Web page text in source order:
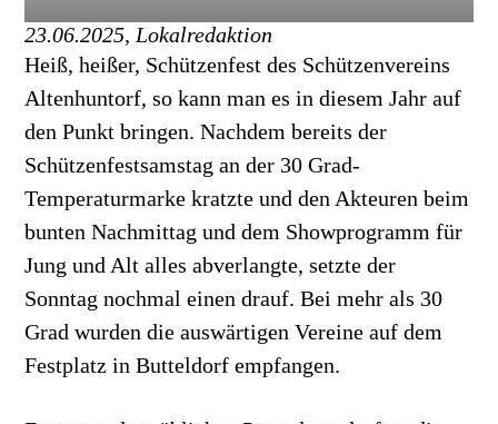
23.06.2025, Lokalredaktion
Heiß, heißer, Schützenfest des Schützenvereins
Altenhuntorf, so kann man es in diesem Jahr auf
den Punkt bringen. Nachdem bereits der
Schützenfestsamstag an der 30 Grad-
Temperaturmarke kratzte und den Akteuren beim
bunten Nachmittag und dem Showprogramm für
Jung und Alt alles abverlangte, setzte der
Sonntag nochmal einen drauf. Bei mehr als 30
Grad wurden die auswärtigen Vereine auf dem
Festplatz in Butteldorf empfangen.